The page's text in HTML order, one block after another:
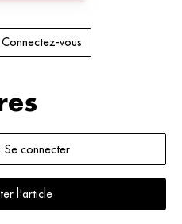
vous
Se connecter
l'article